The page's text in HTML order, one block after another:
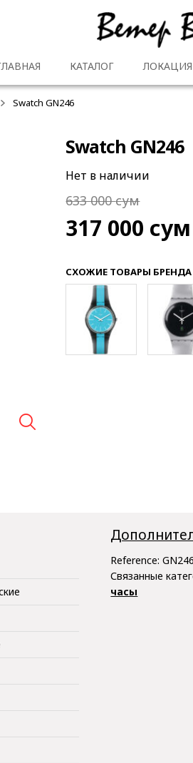
КАТАЛОГ ЛОКАЦИЯ
Swatch GN246
Swatch GN246
Нет в наличии
633 000сум
317 000 сум
СХОЖИЕ ТОВАРЫ БРЕНДА -
Reference:GN246
Связанные
часы